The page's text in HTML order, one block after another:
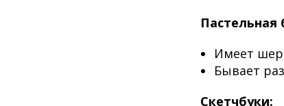
Пастельная
Имеет
Бывает
Скетчбуки: